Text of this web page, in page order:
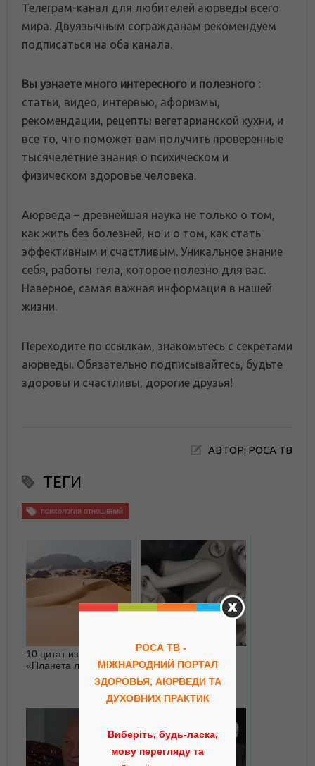
Телеграм-канал для любителей аюрведы всего
мира. Двуязычным согражданам рекомендуем
подписаться на оба канала.
Вы узнаете много интересного и полезного :
статьи, видео, интервью, афоризмы,
рекомендации, рецепты вегетарианской кухни, и
все то, что поможет вам получить проверенные
тысячелетние знания о психическом и
физическом здоровье человека.
Аюрведа – древнейшая наука не только о том,
как жить без болезней, но и о том, как стать
эффективным и счастливым. Уникальное знание
себя, работы тела, которое полезно для вас.
Наверное, самая важная информация в нашей
жизни.
Переходите по ссылкам, знакомьтесь с секретами
аюрведы. Обязательно подписывайтесь, будьте
здоровы и счастливы, дорогие друзья!
АВТОР: РОСА ТВ
ТЕГИ
психология отношений
10 цитат из книги
«Планета людей»
Що таке блоки в тілі
людини?
РОСА ТВ -
МІЖНАРОДНИЙ ПОРТАЛ
ЗДОРОВЬЯ, АЮРВЕДИ ТА
ДУХОВНИХ ПРАКТИК
Виберіть, будь-ласка,
мову перегляду та